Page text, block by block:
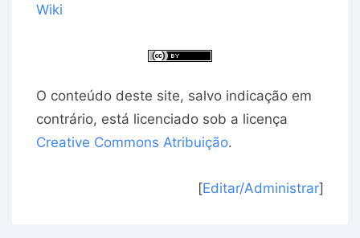
Wiki
O conteúdo deste site, salvo indicação em
contrário, está licenciado sob a licença
Creative Commons Atribuição.
[Editar/Administrar]